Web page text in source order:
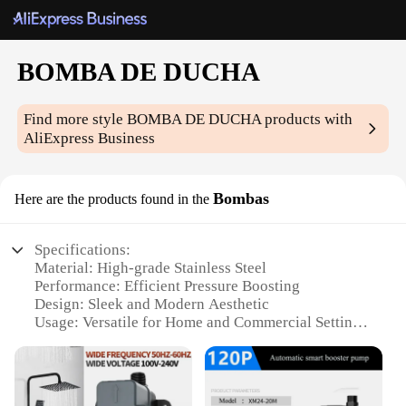
BOMBA DE DUCHA
Find more styleBOMBA DE DUCHAproducts with
AliExpress Business
Here are the products found in the Bombas
Specifications:
Material: High-grade Stainless Steel
Performance: Efficient Pressure Boosting
Design: Sleek and Modern Aesthetic
Usage: Versatile for Home and Commercial Settings
Type: Pressure-Enhancing Shower Pump
Features: